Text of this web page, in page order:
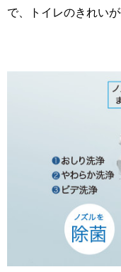
で、トイレのきれいが